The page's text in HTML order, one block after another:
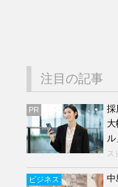
注目の記事
PR
採
ス）
ビジネス
中